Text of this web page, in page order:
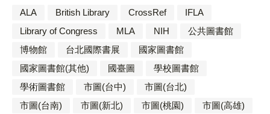
ALA British Library CrossRef
IFLA
Library of Congress
MLA NIH
公共圖書館
博物館
台北國際書展
國家圖書館
國家圖書館(其他)
國臺圖
學校圖書館
學術圖書館
市圖(台中)
市圖(台北)
市圖(台南)
市圖(新北) 市圖(桃園)
市圖(高雄)